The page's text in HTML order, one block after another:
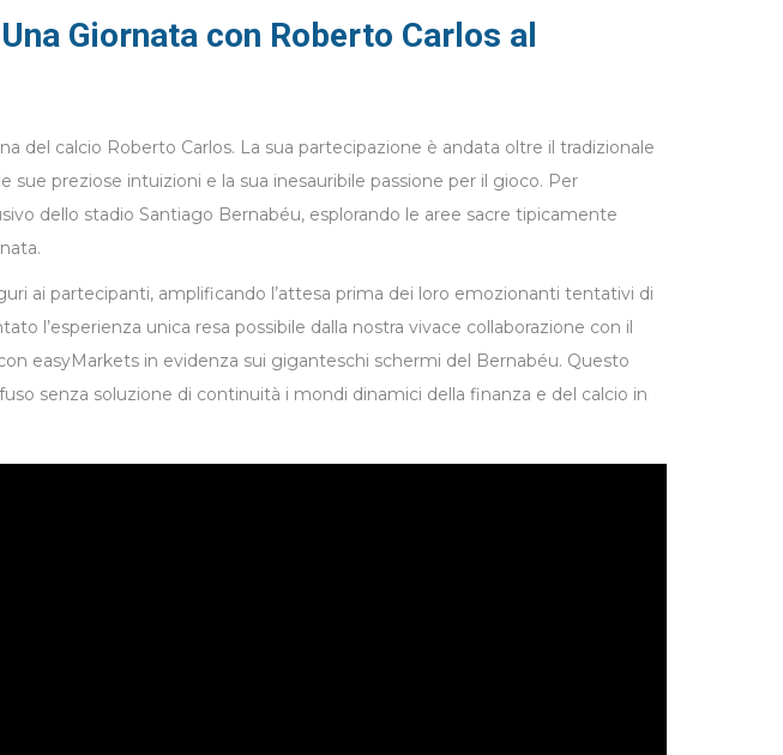
Giornata con Roberto Carlos al
del calcio Roberto Carlos. La sua partecipazione è andata oltre il tradizionale
preziose intuizioni e la sua inesauribile passione per il gioco. Per
dello stadio Santiago Bernabéu, esplorando le aree sacre tipicamente
ai partecipanti, amplificando l’attesa prima dei loro emozionanti tentativi di
l’esperienza unica resa possibile dalla nostra vivace collaborazione con il
easyMarkets in evidenza sui giganteschi schermi del Bernabéu. Questo
senza soluzione di continuità i mondi dinamici della finanza e del calcio in